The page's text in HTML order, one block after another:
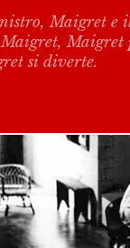
Maigret e il
Maigret
si diverte.